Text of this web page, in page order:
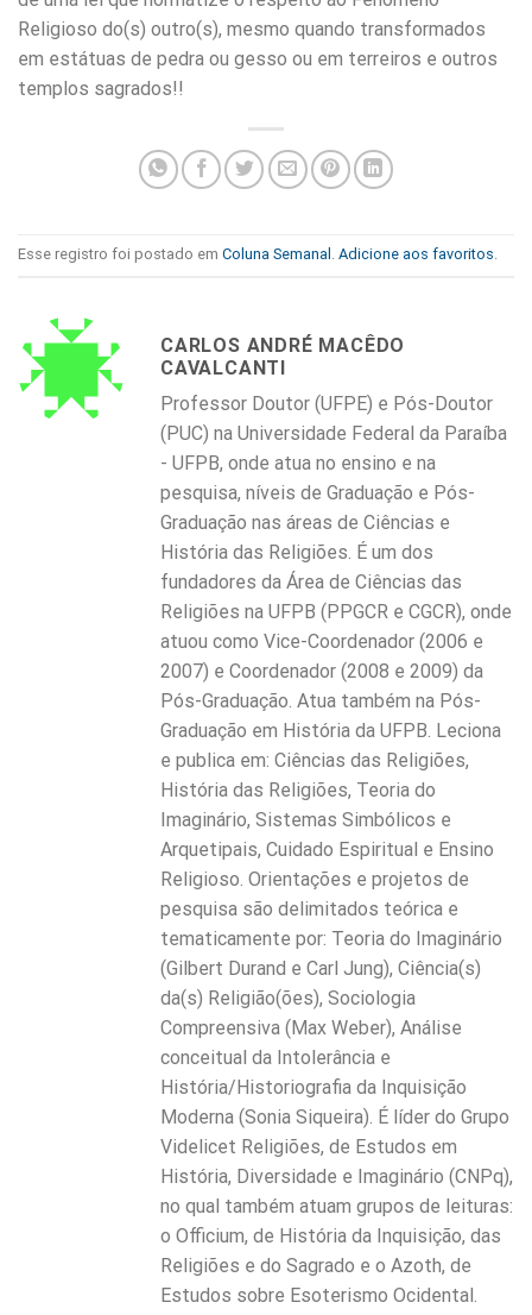
Religioso do(s) outro(s), mesmo quando transformados
em estátuas de pedra ou gesso ou em terreiros e outros
templos sagrados!!
Esse registro foi postado em Coluna Semanal Adicione aos favoritos
CARLOS ANDRÉ MACÊDO
CAVALCANTI
Professor Doutor (UFPE) e Pós-Doutor
(PUC) na Universidade Federal da Paraíba
- UFPB, onde atua no ensino e na
pesquisa, níveis de Graduação e Pós-
Graduação nas áreas de Ciências e
História das Religiões. É um dos
fundadores da Área de Ciências das
Religiões na UFPB (PPGCR e CGCR), onde
atuou como Vice-Coordenador (2006 e
2007) e Coordenador (2008 e 2009) da
Pós-Graduação. Atua também na Pós-
Graduação em História da UFPB. Leciona
e publica em: Ciências das Religiões,
História das Religiões, Teoria do
Imaginário, Sistemas Simbólicos e
Arquetipais, Cuidado Espiritual e Ensino
Religioso. Orientações e projetos de
pesquisa são delimitados teórica e
tematicamente por: Teoria do Imaginário
(Gilbert Durand e Carl Jung), Ciência(s)
da(s) Religião(ões), Sociologia
Compreensiva (Max Weber), Análise
conceitual da Intolerância e
História/Historiografia da Inquisição
Moderna (Sonia Siqueira). É líder do Grupo
Videlicet Religiões, de Estudos em
História, Diversidade e Imaginário (CNPq),
no qual também atuam grupos de leituras:
o Officium, de História da Inquisição, das
Religiões e do Sagrado e o Azoth, de
Estudos sobre Esoterismo Ocidental.